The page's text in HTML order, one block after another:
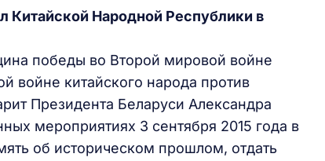
Народной Республики в
победы во Второй мировой войне
войне китайского народа против
Президента Беларуси Александра
мероприятиях 3 сентября 2015 года в
об историческом прошлом, отдать